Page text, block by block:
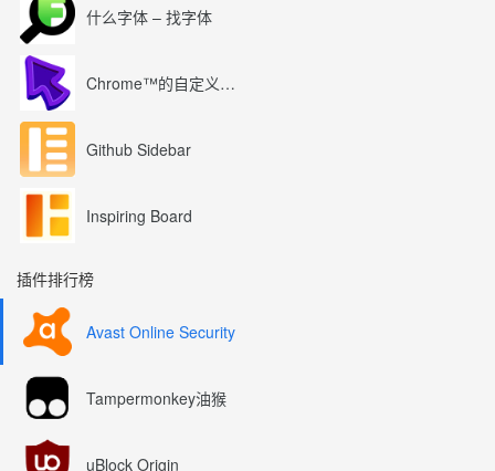
什么字体 – 找字体
Chrome™的自定义光标
Github Sidebar
Inspiring Board
插件排行榜
Avast Online Security
Tampermonkey油猴
uBlock Origin